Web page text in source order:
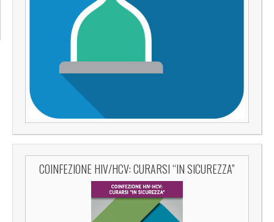
COINFEZIONE HIV/HCV: CURARSI “IN SICUREZZA”